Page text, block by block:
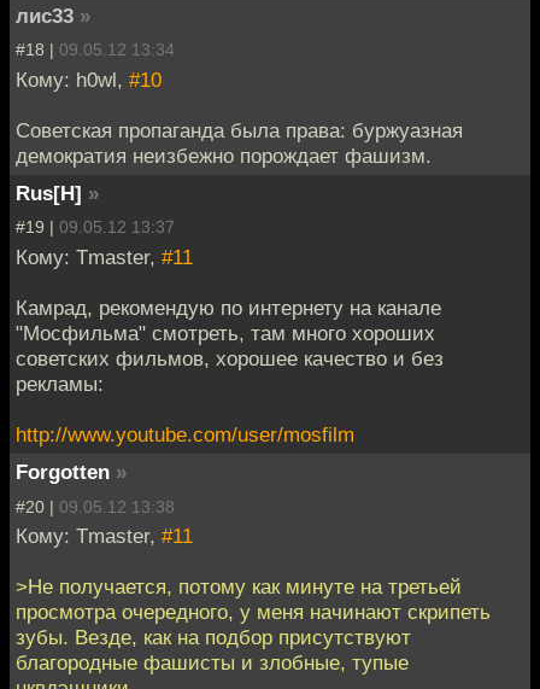
лис33 »
#18 | 09.05.12 13:34
Кому: h0wl, #10
Советская пропаганда была права: буржуазная
демократия неизбежно порождает фашизм.
Rus[H] »
#19 | 09.05.12 13:37
Кому: Tmaster, #11
Камрад, рекомендую по интернету на канале
"Мосфильма" смотреть, там много хороших
советских фильмов, хорошее качество и без
рекламы:
http://www.youtube.com/user/mosfilm
Forgotten »
#20 | 09.05.12 13:38
Кому: Tmaster, #11
>Не получается, потому как минуте на третьей
просмотра очередного, у меня начинают скрипеть
зубы. Везде, как на подбор присутствуют
благородные фашисты и злобные, тупые